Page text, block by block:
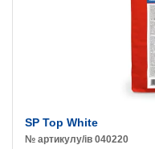
SP Top White
№ артикулу/ів 040220